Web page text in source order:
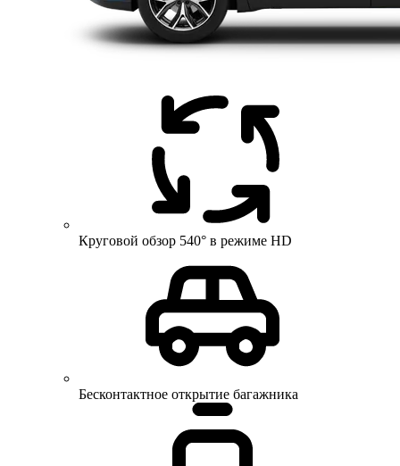
Круговой обзор 540° в режиме HD
Бесконтактное открытие багажника